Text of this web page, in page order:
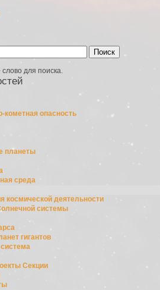
для поиска.
кометная опасность
планеты
среда
космической деятельности
системы
гигантов
Секции